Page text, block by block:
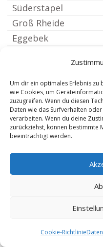
Um dir ein optimales Erlebnis zu
wie Cookies, um
zuzugreifen. Wenn du diesen
Daten wie das Surfverhalten
verarbeiten. Wenn du deine
zurückziehst, können bestimmte
beeinträchtigt werden.
Cookie-Richtlinie
Süderstapel
Groß Rheide
Eggebek
Sönnebüll
Sankt Annen
Schuby bei Schleswig
Goldebek
Elisabeth-Sophien-
Goldelund
Nordstrand